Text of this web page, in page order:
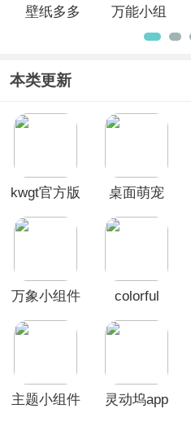
壁纸多多
万能小组
件top
本类更新
kwgt官方版
桌面萌宠
万象小组件
colorful
条app
主题小组件
灵动坞app